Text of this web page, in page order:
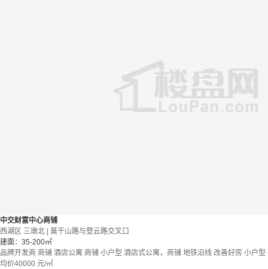
中交财富中心商铺
西湖区 三墩北 | 莫干山路与登云路交叉口
建面：35-200㎡
品牌开发商 商铺 酒店公寓 商铺 小户型 酒店式公寓，商铺 地铁沿线 改善好房 小户型
均价40000 元/㎡